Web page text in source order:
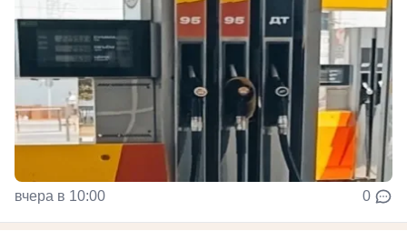
вчера в 10:00 0